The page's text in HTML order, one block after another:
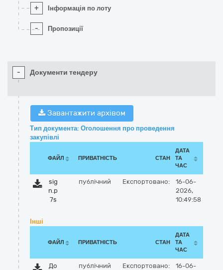
+ Інформація по лоту
- Пропозиції
- Документи тендеру
Завантажити архівом
Тип документа: Оголошення про проведення
закупівлі
ФАЙЛ ПРИВАТНІСТЬ СТАН
ДАТА
ТА
ЧАС
sig
n.p
7s
публічний Експортовано:
16-06-
2026,
10:49:58
Інші
ФАЙЛ ПРИВАТНІСТЬ СТАН
ДАТА
ТА
ЧАС
До
публічний Експортовано:
16-06-